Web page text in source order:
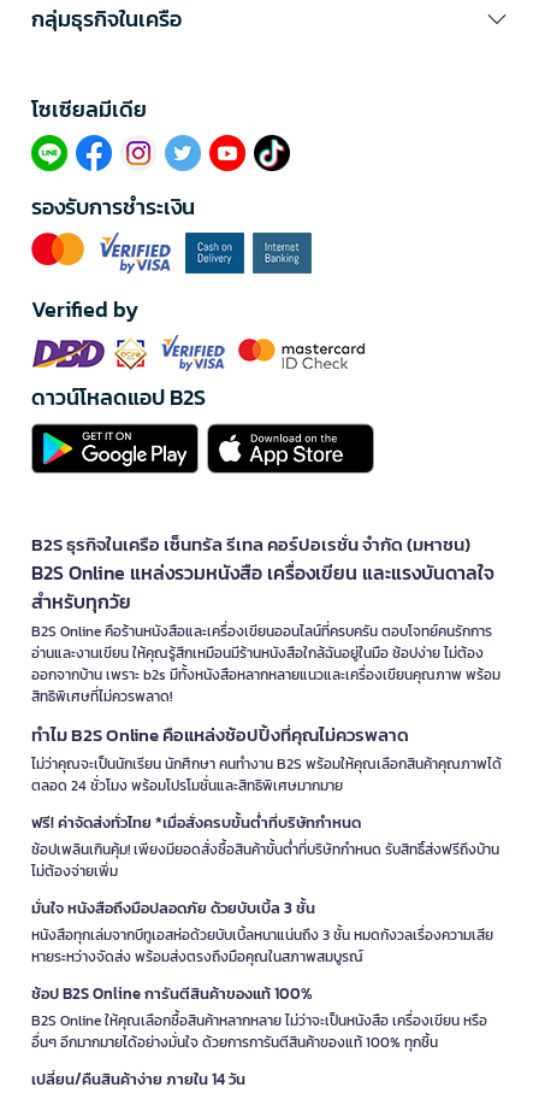
กลุ่มธุรกิจในเครือ
โซเซียลมีเดีย​
รองรับการชำระเงิน
Verified by
ดาวน์โหลดแอป B2S
B2S ธุรกิจในเครือ เซ็นทรัล รีเทล คอร์ปอเรชั่น จำกัด (มหาชน)
B2S Online แหล่งรวมหนังสือ เครื่องเขียน และแรงบันดาลใจ
สำหรับทุกวัย
B2S Online คือร้านหนังสือและเครื่องเขียนออนไลน์ที่ครบครัน ตอบโจทย์คนรักการ
อ่านและงานเขียน ให้คุณรู้สึกเหมือนมีร้านหนังสือใกล้ฉันอยู่ในมือ ช้อปง่าย ไม่ต้อง
ออกจากบ้าน เพราะ b2s มีทั้งหนังสือหลากหลายแนวและเครื่องเขียนคุณภาพ พร้อม
สิทธิพิเศษที่ไม่ควรพลาด!
ทำไม B2S Online คือแหล่งช้อปปิ้งที่คุณไม่ควรพลาด
ไม่ว่าคุณจะเป็นนักเรียน นักศึกษา คนทำงาน B2S พร้อมให้คุณเลือกสินค้าคุณภาพได้
ตลอด 24 ชั่วโมง พร้อมโปรโมชั่นและสิทธิพิเศษมากมาย
ฟรี! ค่าจัดส่งทั่วไทย *เมื่อสั่งครบขั้นต่ำที่บริษัทกำหนด
ช้อปเพลินเกินคุ้ม! เพียงมียอดสั่งซื้อสินค้าขั้นต่ำที่บริษัทกำหนด รับสิทธิ์ส่งฟรีถึงบ้าน
ไม่ต้องจ่ายเพิ่ม
มั่นใจ หนังสือถึงมือปลอดภัย ด้วยบับเบิ้ล 3 ชั้น
หนังสือทุกเล่มจากบีทูเอสห่อด้วยบับเบิ้ลหนาแน่นถึง 3 ชั้น หมดกังวลเรื่องความเสีย
หายระหว่างจัดส่ง พร้อมส่งตรงถึงมือคุณในสภาพสมบูรณ์
ช้อป B2S Online การันตีสินค้าของแท้ 100%
B2S Online ให้คุณเลือกซื้อสินค้าหลากหลาย ไม่ว่าจะเป็นหนังสือ เครื่องเขียน หรือ
อื่นๆ อีกมากมายได้อย่างมั่นใจ ด้วยการการันตีสินค้าของแท้ 100% ทุกชิ้น
เปลี่ยน/คืนสินค้าง่าย ภายใน 14 วัน